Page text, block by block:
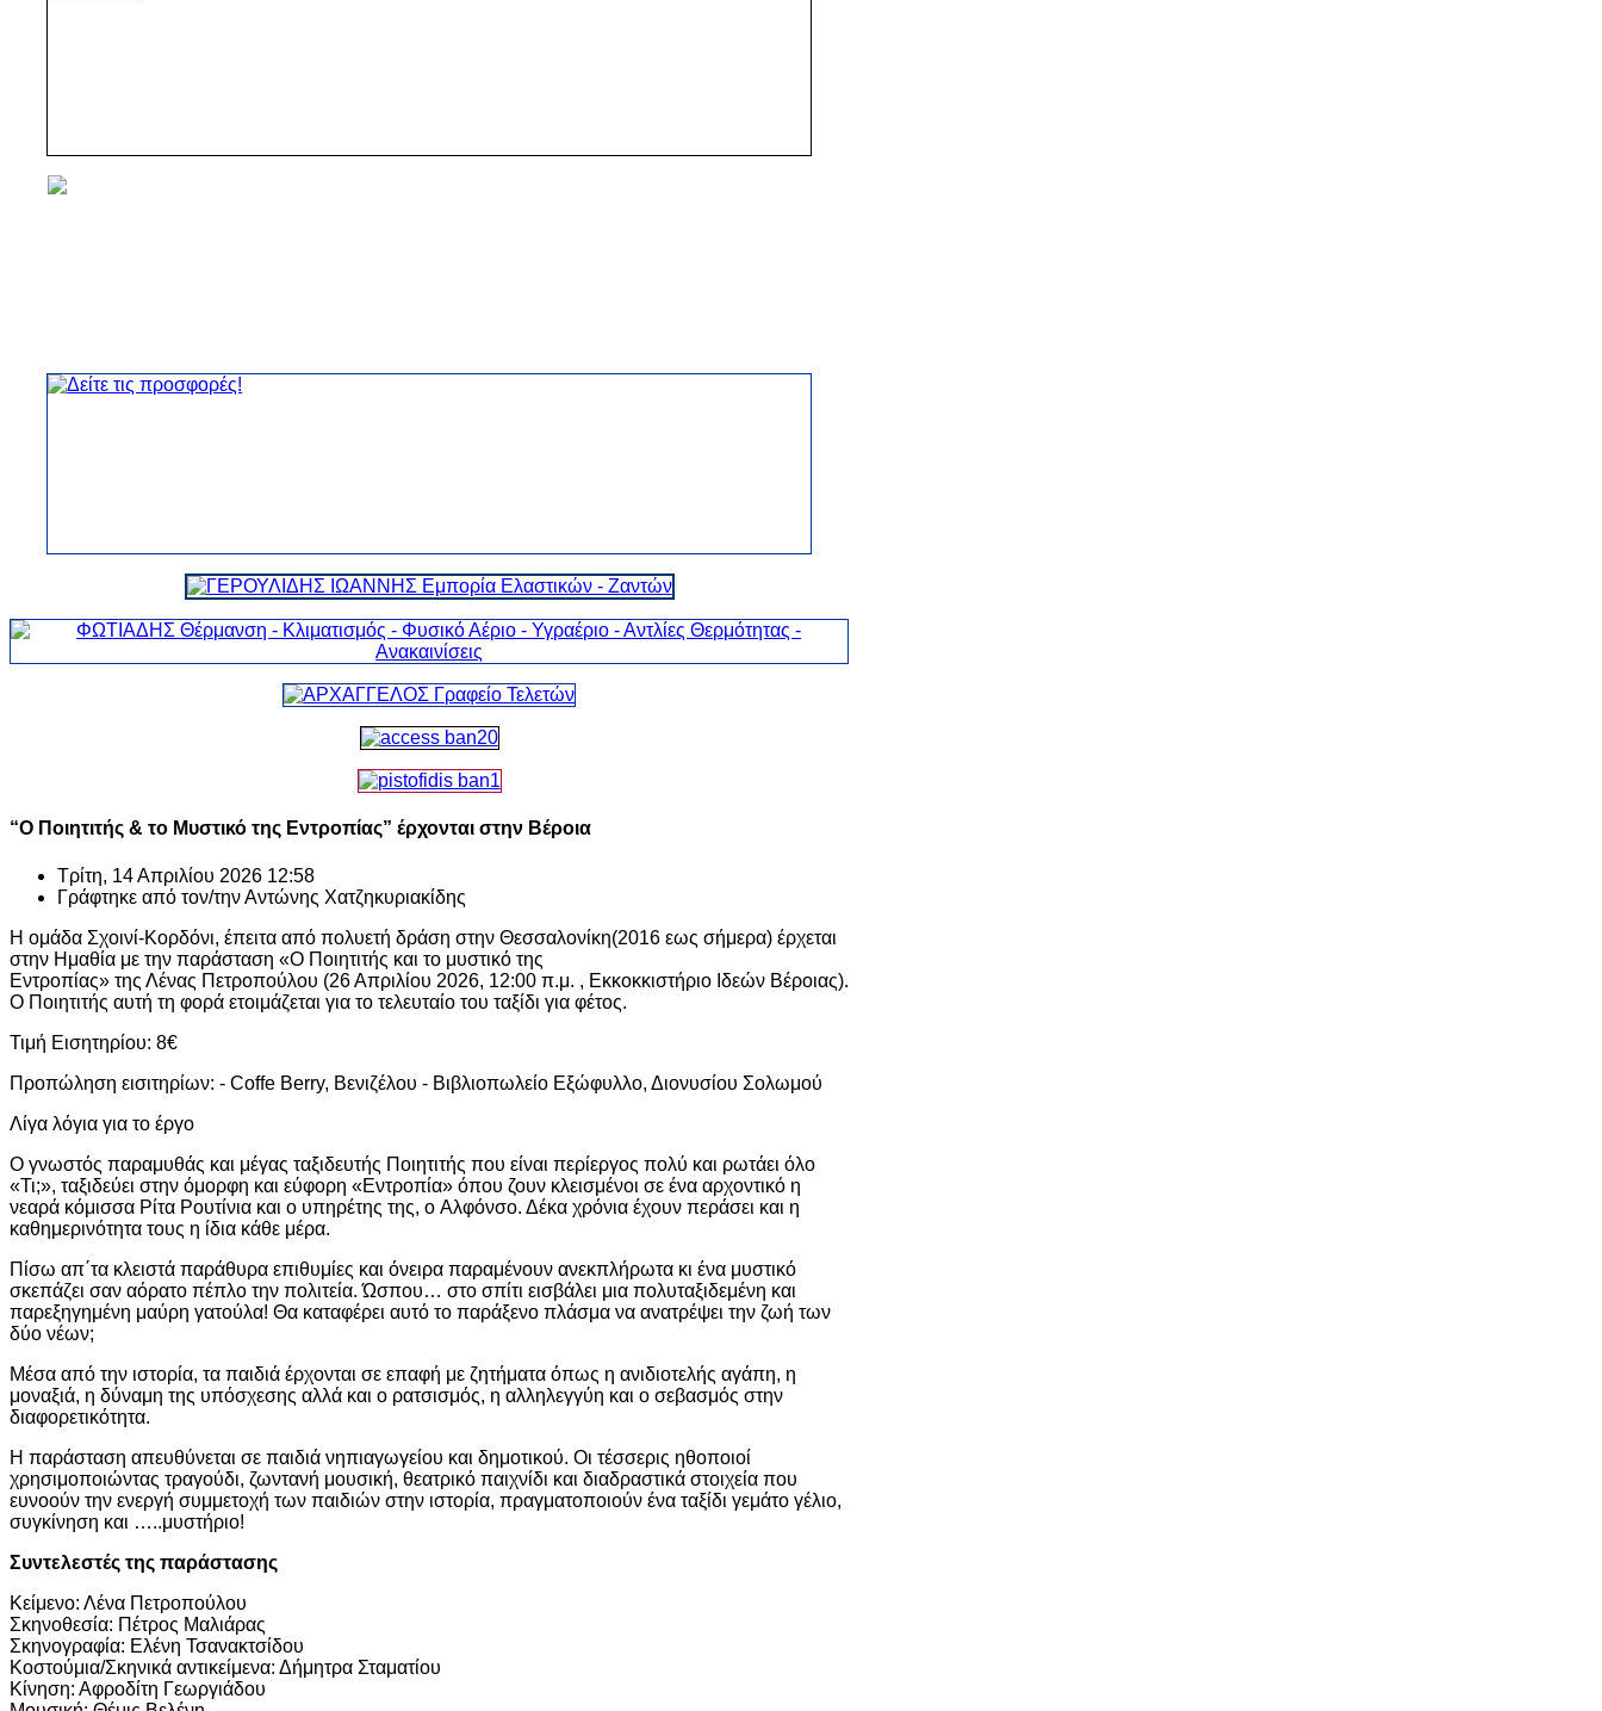
“Ο Ποιητιτής & το Μυστικό της Εντροπίας” έρχονται στην Βέροια
Τρίτη, 14 Απριλίου 2026 12:58
Γράφτηκε από τον/τηνΑντώνης Χατζηκυριακίδης
Η ομάδα Σχοινί-Κορδόνι, έπειτα από πολυετή δράση στην Θεσσαλονίκη(2016 εως σήμερα) έρχεται
στην Ημαθία με την παράσταση «Ο Ποιητιτής και το μυστικό της
Εντροπίας» της Λένας Πετροπούλου (26 Απριλίου 2026, 12:00 π.μ. , Εκκοκκιστήριο Ιδεών Βέροιας).
Ο Ποιητιτής αυτή τη φορά ετοιμάζεται για το τελευταίο του ταξίδι για φέτος.
Τιμή Εισητηρίου: 8€
Προπώληση εισιτηρίων: - Coffe Berry, Βενιζέλου - Βιβλιοπωλείο Εξώφυλλο, Διονυσίου Σολωμού
Λίγα λόγια για το έργο
Ο γνωστός παραμυθάς και μέγας ταξιδευτής Ποιητιτής που είναι περίεργος πολύ και ρωτάει όλο
«Τι;», ταξιδεύει στην όμορφη και εύφορη «Εντροπία» όπου ζουν κλεισμένοι σε ένα αρχοντικό η
νεαρά κόμισσα Ρίτα Ρουτίνια και ο υπηρέτης της, ο Αλφόνσο. Δέκα χρόνια έχουν περάσει και η
καθημερινότητα τους η ίδια κάθε μέρα.
Πίσω απ΄τα κλειστά παράθυρα επιθυμίες και όνειρα παραμένουν ανεκπλήρωτα κι ένα μυστικό
σκεπάζει σαν αόρατο πέπλο την πολιτεία. Ώσπου… στο σπίτι εισβάλει μια πολυταξιδεμένη και
παρεξηγημένη μαύρη γατούλα! Θα καταφέρει αυτό το παράξενο πλάσμα να ανατρέψει την ζωή των
δύο νέων;
Μέσα από την ιστορία, τα παιδιά έρχονται σε επαφή με ζητήματα όπως η ανιδιοτελής αγάπη, η
μοναξιά, η δύναμη της υπόσχεσης αλλά και ο ρατσισμός, η αλληλεγγύη και ο σεβασμός στην
διαφορετικότητα.
Η παράσταση απευθύνεται σε παιδιά νηπιαγωγείου και δημοτικού. Οι τέσσερις ηθοποιοί
χρησιμοποιώντας τραγούδι, ζωντανή μουσική, θεατρικό παιχνίδι και διαδραστικά στοιχεία που
ευνοούν την ενεργή συμμετοχή των παιδιών στην ιστορία, πραγματοποιούν ένα ταξίδι γεμάτο γέλιο,
συγκίνηση και …..μυστήριο!
Συντελεστές της παράστασης
Κείμενο: Λένα Πετροπούλου
Σκηνοθεσία: Πέτρος Μαλιάρας
Σκηνογραφία: Ελένη Τσανακτσίδου
Κοστούμια/Σκηνικά αντικείμενα: Δήμητρα Σταματίου
Κίνηση: Αφροδίτη Γεωργιάδου